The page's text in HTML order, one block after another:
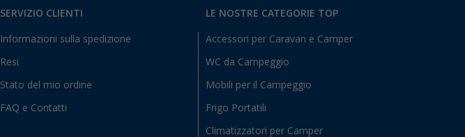
SERVIZIO CLIENTI
Informazioni sulla spedizione
Resi
Stato del mio ordine
FAQ e Contatti
LE NOSTRE CATEGORIE TOP
Accessori per Caravan e Camper
WC da Campeggio
Mobili per il Campeggio
Frigo Portatili
Climatizzatori per Camper